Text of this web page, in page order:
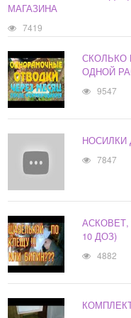
МАГАЗИНА
7419
СКОЛЬКО
ОДНОЙ
9547
НОСИЛКИ
7847
10 ДОЗ)
4882